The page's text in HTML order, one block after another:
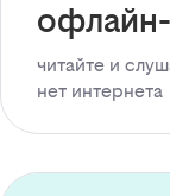
читайте и
нет интернета